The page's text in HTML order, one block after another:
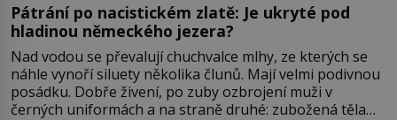
Pátrání po nacistickém zlatě: Je ukryté pod
hladinou německého jezera?
Nad vodou se převalují chuchvalce mlhy, ze kterých se
náhle vynoří siluety několika člunů. Mají velmi podivnou
posádku. Dobře živení, po zuby ozbrojení muži v
černých uniformách a na straně druhé: zubožená těla